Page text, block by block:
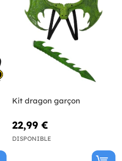
Kit dragon garçon
22,99 €
DISPONIBLE